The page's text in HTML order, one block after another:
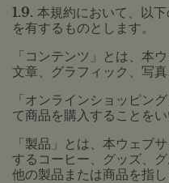
1.9. 本規約において、以
を有するものとします。
「コンテンツ」とは、本
文章、グラフィック、写
「オンラインショッピン
て商品を購入することを
「製品」とは、本ウェブ
するコーヒー、グッズ、
他の製品または商品を指し